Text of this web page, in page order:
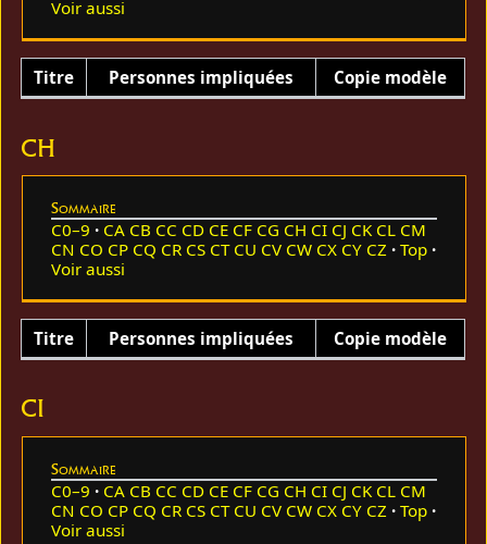
Voir aussi
Titre Personnes impliquées Copie modèle
CH
Sommaire
C0–9 CA CB CC CD CE CF CG CH CI CJ CK CL CM
CN CO CP CQ CR CS CT CU CV CW CX CY CZ
Top
Voir aussi
Titre Personnes impliquées Copie modèle
CI
Sommaire
C0–9 CA CB CC CD CE CF CG CH CI CJ CK CL CM
CN CO CP CQ CR CS CT CU CV CW CX CY CZ
Top
Voir aussi